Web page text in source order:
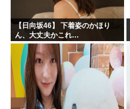
【日向坂46】 下着姿のかほり
ん、大丈夫かこれ…